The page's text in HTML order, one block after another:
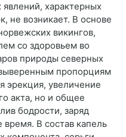
характерных
не возникает. В основе
викингов,
со здоровьем во
природы северных
пропорциям
эрекция, увеличение
акта, но и общее
бодрости, заряд
В состав капель